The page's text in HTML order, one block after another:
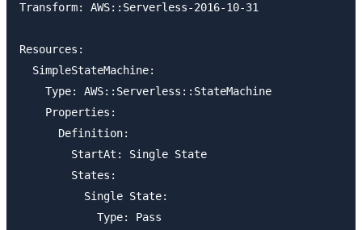
Transform: AWS::Serverless-2016-10-31
Resources:
  SimpleStateMachine:
    Type: AWS::Serverless::StateMachine
    Properties:
      Definition:
        StartAt: Single State
        States:
          Single State:
            Type: Pass